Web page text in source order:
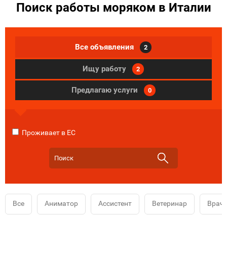
Поиск работы моряком в Италии
Все объявления 2
Ищу работу 2
Предлагаю услуги 0
Проживает в ЕС
Все Аниматор Ассистент Ветеринар Врач